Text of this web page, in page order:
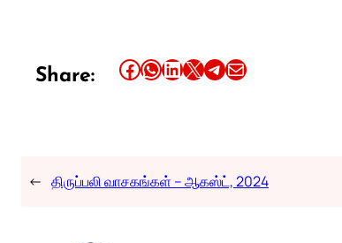
Share: Share this article on Facebook Share this article on WhatsApp Share this article on LinkedIn Share this article on X Share this article on TelegramEmail this Article
← திருப்பலி வாசகங்கள் – ஆகஸ்ட், 2024